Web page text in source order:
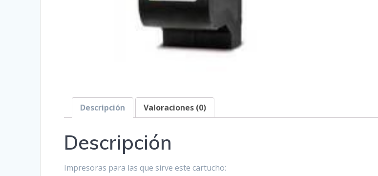
Descripción Valoraciones (0)
Descripción
Impresoras para las que sirve este cartucho: